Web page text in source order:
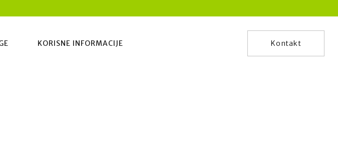
Kontakt
KORISNE INFORMACIJE